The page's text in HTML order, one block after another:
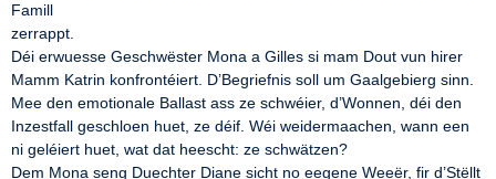
Famill
zerrappt.
Déi erwuesse Geschwëster Mona a Gilles si mam Dout vun hirer
Mamm Katrin konfrontéiert. D’Begriefnis soll um Gaalgebierg sinn.
Mee den emotionale Ballast ass ze schwéier, d’Wonnen, déi den
Inzestfall geschloen huet, ze déif. Wéi weidermaachen, wann een
ni geléiert huet, wat dat heescht: ze schwätzen?
Dem Mona seng Duechter Diane sicht no eegene Weeër, fir d’Stëllt